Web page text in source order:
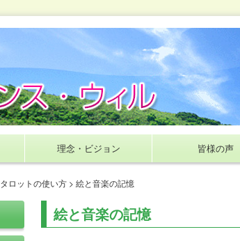
理念・ビジョン 皆様の声
タロットの使い方 > 絵と音楽の記憶
絵と音楽の記憶